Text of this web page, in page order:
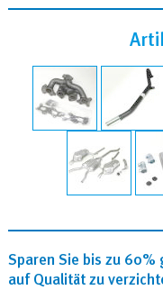
Sparen Sie bis zu
auf Qualität zu